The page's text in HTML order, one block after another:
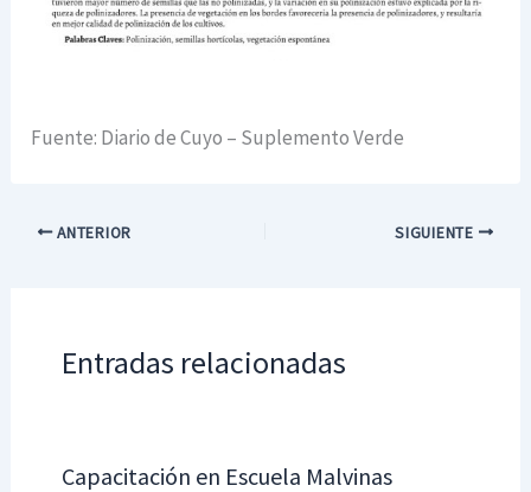
Fuente: Diario de Cuyo – Suplemento Verde
ANTERIOR SIGUIENTE
Entradas relacionadas
Capacitación en Escuela Malvinas